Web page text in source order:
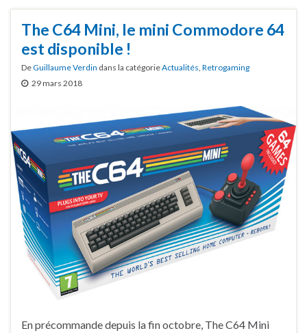
The C64 Mini, le mini Commodore 64
est disponible !
DeGuillaume Verdin dans la catégorieActualités, Retrogaming
29 mars 2018
En précommande depuis la fin octobre, The C64 Mini